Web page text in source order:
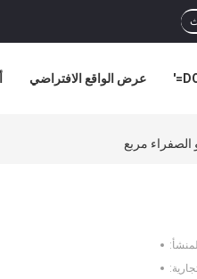
عرض الواقع الافتراضي
الصفراء مربع